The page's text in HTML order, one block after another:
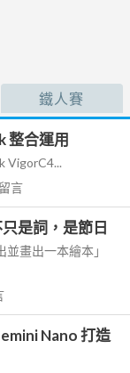
鐵人賽
整合運用
VigorC4...
言
是詞，是節日
畫出一本繪本」
Nano 打造